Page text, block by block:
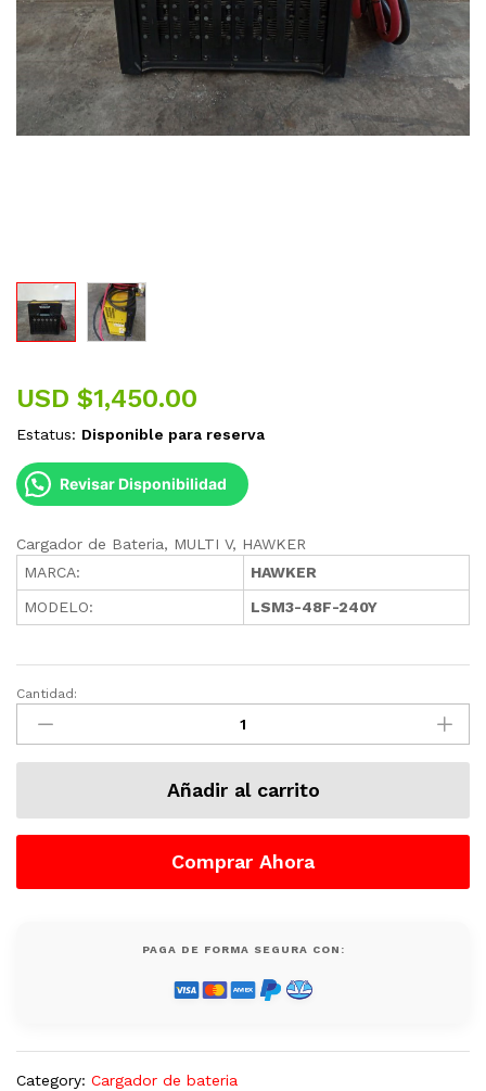
USD $1,450.00
Estatus: Disponible para reserva
Revisar Disponibilidad
Cargador de Bateria, MULTI V, HAWKER
MARCA:
HAWKER
MODELO:
LSM3-48F-240Y
Cargador
Bateria
169,
MULTI
HAWKER
Cantidad:
Añadir al carrito
Comprar Ahora
PAGA DE FORMA SEGURA CON:
Category: Cargador de bateria